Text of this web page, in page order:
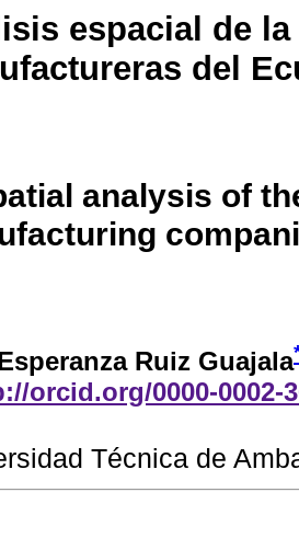
espacial de
del
analysis of
Ruiz Guajala
orcid.org/0000-0002-
Técnica de